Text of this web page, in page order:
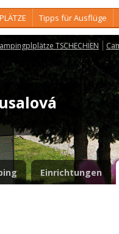
Tipps für Ausflüge
TSCHECHIEN
Einrichtungen